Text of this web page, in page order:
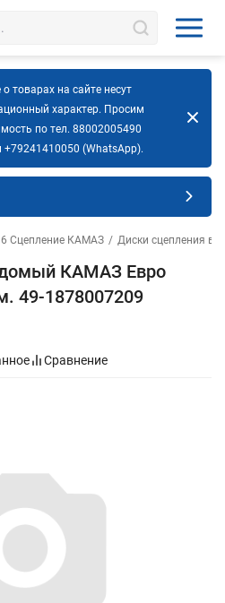
товарах на сайте несут
характер. Просим
по тел. 88002005490
+79241410050 (WhatsApp).
Сцепление КАМАЗ / Диски сцепления
КАМАЗ Евро
49-1878007209
Сравнение